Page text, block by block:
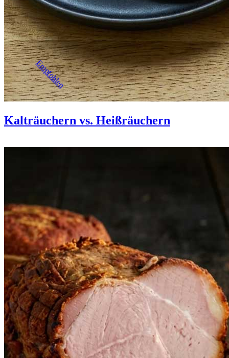
Kalträuchern vs. Heißräuchern
Empfohlen